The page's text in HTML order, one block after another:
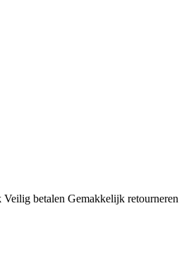
Veilig betalen Gemakkelijk retourneren